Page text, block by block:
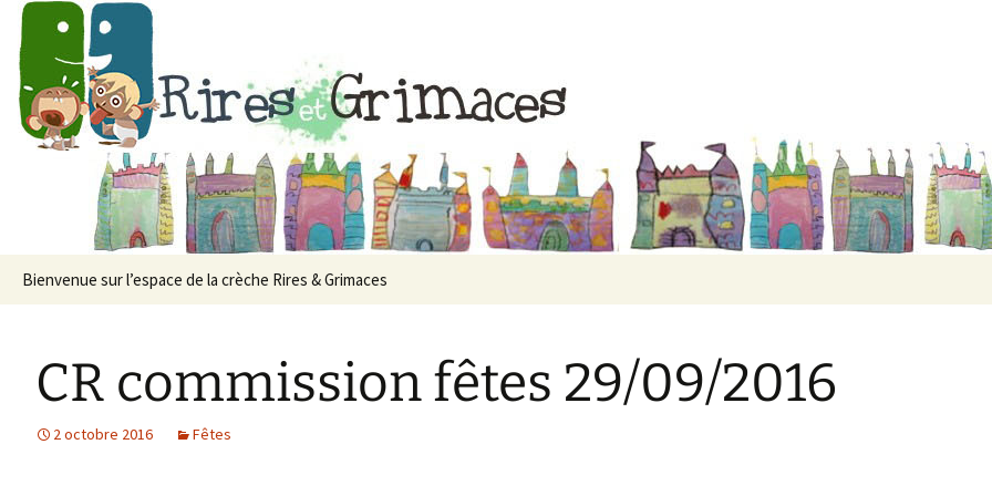
Crèche associative Rires et
Bienvenue sur l’espace de la crèche Rires & Grimaces
CR commission fêtes 29/09/2016
2 octobre 2016 Fêtes